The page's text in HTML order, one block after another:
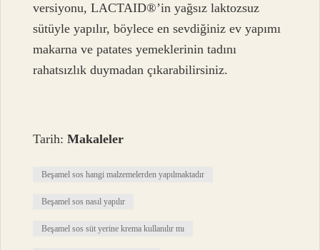
versiyonu, LACTAID®’in yağsız laktozsuz
sütüyle yapılır, böylece en sevdiğiniz ev yapımı
makarna ve patates yemeklerinin tadını
rahatsızlık duymadan çıkarabilirsiniz.
Tarih:Makaleler
Beşamel sos hangi malzemelerden yapılmaktadır
Beşamel sos nasıl yapılır
Beşamel sos süt yerine krema kullanılır mı